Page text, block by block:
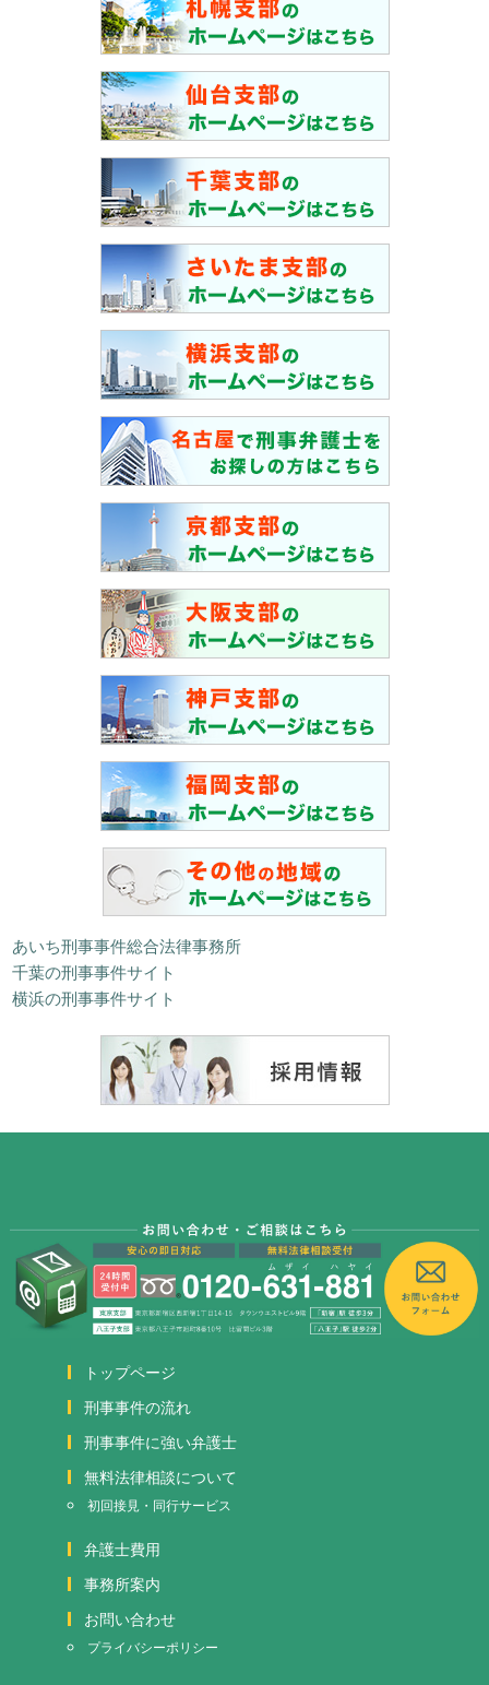
あいち刑事事件総合法律事務所
千葉の刑事事件サイト
横浜の刑事事件サイト
トップページ
刑事事件の流れ
刑事事件に強い弁護士
無料法律相談について
初回接見・同行サービス
弁護士費用
事務所案内
お問い合わせ
プライバシーポリシー